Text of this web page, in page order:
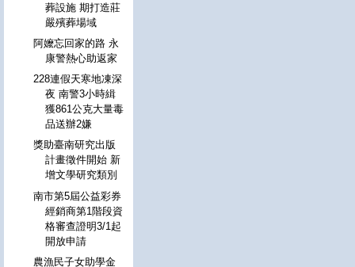
葬設施 期打造莊
嚴殯葬場域
阿嬤忘回家的路 永
康警熱心助返家
228連假天寒地凍深
夜 南警3小時緝
獲861公克大量毒
品送辦2嫌
獎助臺南研究出版
計畫徵件開始 新
增文學研究類別
南市第5屆公益彩券
經銷商第1階段資
格審查證明3/1起
開放申請
農漁民子女助學金